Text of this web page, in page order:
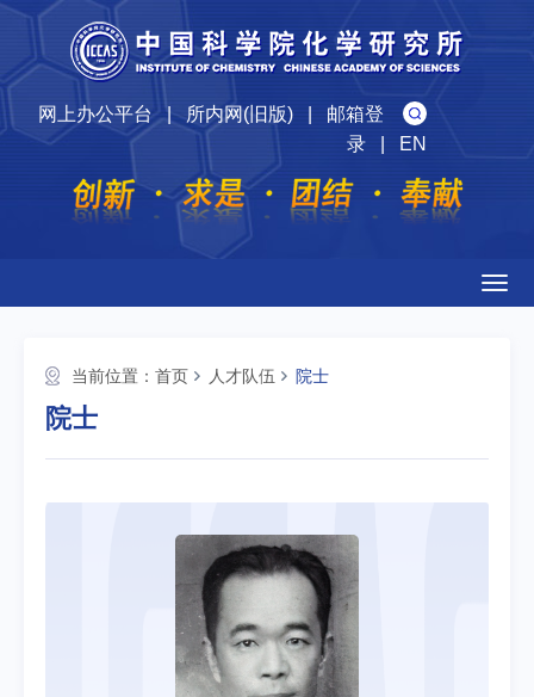
网上办公平台|所内网(旧版)| 邮箱登
录| EN
当前位置： 首页 人才队伍 院士
院士